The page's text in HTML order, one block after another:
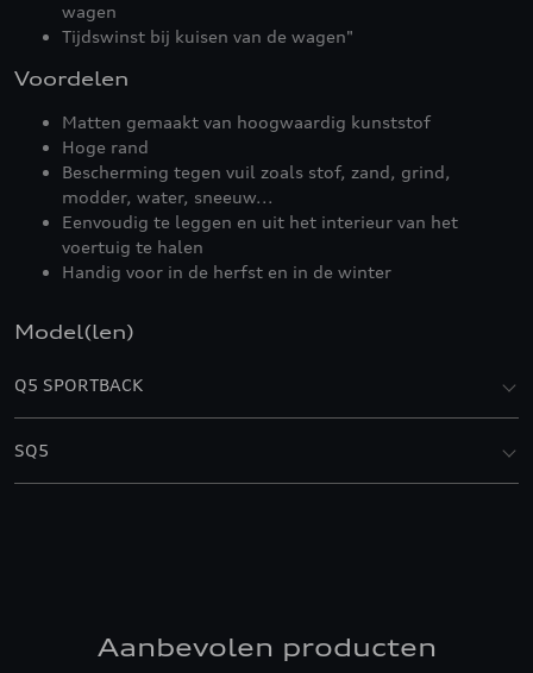
wagen
Tijdswinst bij kuisen van de wagen"
Voordelen
Matten gemaakt van hoogwaardig kunststof
Hoge rand
Bescherming tegen vuil zoals stof, zand, grind,
modder, water, sneeuw...
Eenvoudig te leggen en uit het interieur van het
voertuig te halen
Handig voor in de herfst en in de winter
Model(len)
Q5 SPORTBACK
SQ5
Aanbevolen producten